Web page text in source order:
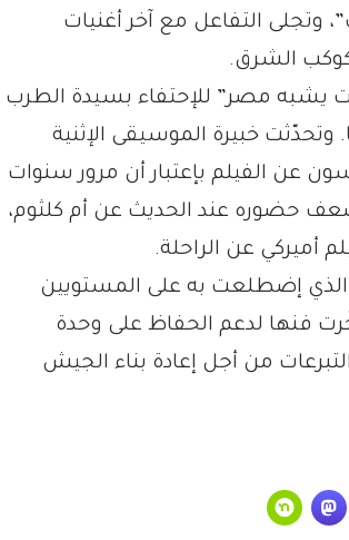
التفاعل مع آخر أغنيات
الشرق.
صوت يشبه مصر” للإحتفاء بسيدة الطرب
خبيرة الموسيقى الإثنية
عن الفيلم بإعتبار أن مرور سنوات
حضوره عند الحديث عن أم كلثوم،
أميركي عن الراحلة.
الذي إضطلعت به على المستويين
خصوصاً بعد نكسة 1967 حين سخّرت فنها لدعم الحفاظ على وحدة
من أجل إعادة بناء الجيش
الإعلامُ السعودي… صناعةٌ جديدة تَبحَثُ عن
مكانِها بين الاقتصاد والقوّة الناعمة (2 من 3)